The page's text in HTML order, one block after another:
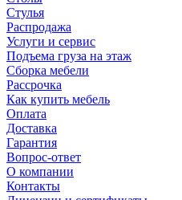
Стулья
Распродажа
Услуги и сервис
Подъема груза на этаж
Сборка мебели
Рассрочка
Как купить мебель
Оплата
Доставка
Гарантия
Вопрос-ответ
О компании
Контакты